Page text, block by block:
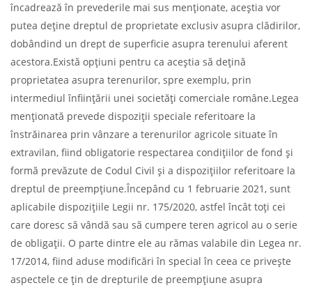
încadrează în prevederile mai sus menționate, aceștia vor
putea deține dreptul de proprietate exclusiv asupra clădirilor,
dobândind un drept de superficie asupra terenului aferent
acestora.Există opțiuni pentru ca aceștia să dețină
proprietatea asupra terenurilor, spre exemplu, prin
intermediul înființării unei societăți comerciale române.Legea
menționată prevede dispoziții speciale referitoare la
înstrăinarea prin vânzare a terenurilor agricole situate în
extravilan, fiind obligatorie respectarea condițiilor de fond și
formă prevăzute de Codul Civil și a dispozițiilor referitoare la
dreptul de preempțiune.Începând cu 1 februarie 2021, sunt
aplicabile dispozițiile Legii nr. 175/2020, astfel încât toți cei
care doresc să vândă sau să cumpere teren agricol au o serie
de obligații. O parte dintre ele au rămas valabile din Legea nr.
17/2014, fiind aduse modificări în special în ceea ce privește
aspectele ce țin de drepturile de preempțiune asupra